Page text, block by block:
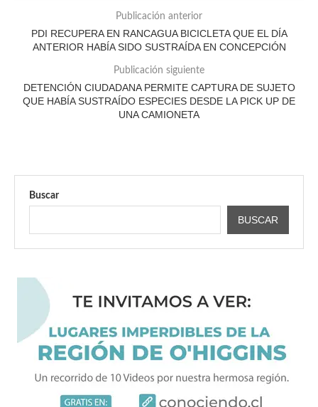
Publicación anterior
PDI RECUPERA EN RANCAGUA BICICLETA QUE EL DÍA
ANTERIOR HABÍA SIDO SUSTRAÍDA EN CONCEPCIÓN
Publicación siguiente
DETENCIÓN CIUDADANA PERMITE CAPTURA DE SUJETO
QUE HABÍA SUSTRAÍDO ESPECIES DESDE LA PICK UP DE
UNA CAMIONETA
Buscar
BUSCAR